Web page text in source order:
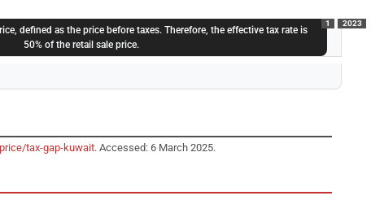
defined as the price before taxes. Therefore, the effective tax rate is
50% of the retail sale price.
1 2023
tax-gap-kuwait. Accessed: 6 March 2025.